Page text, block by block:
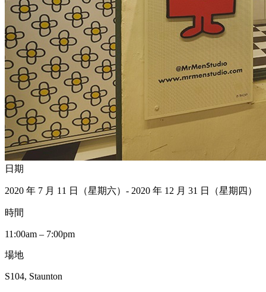
日期
2020 年 7 月 11 日（星期六）- 2020 年 12 月 31 日（星期四）
時間
11:00am – 7:00pm
場地
S104, Staunton